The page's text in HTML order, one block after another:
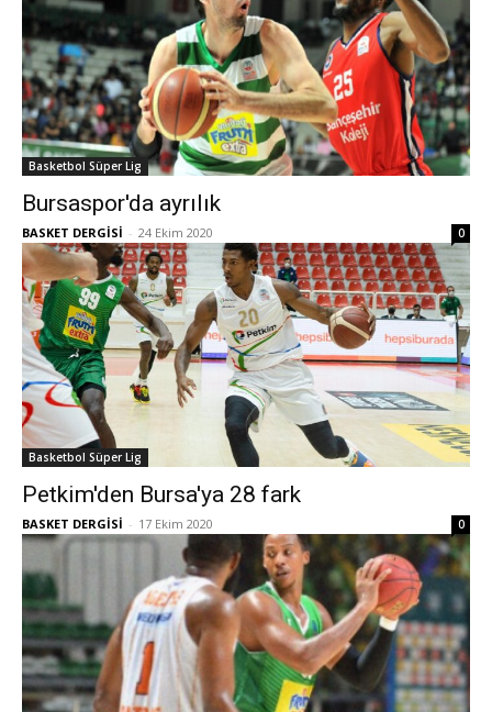
Basketbol Süper Lig
Bursaspor'da ayrılık
BASKET DERGİSİ - 24 Ekim 2020 0
Basketbol Süper Lig
Petkim'den Bursa'ya 28 fark
BASKET DERGİSİ - 17 Ekim 2020 0